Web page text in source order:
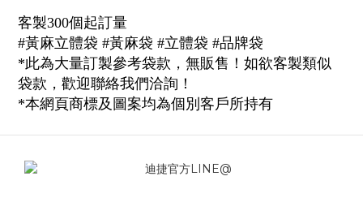
客製300個起訂量
#黃麻立體袋 #黃麻袋 #立體袋 #品牌袋
*此為大量訂製參考袋款，無販售！如欲客製類似
袋款，歡迎聯絡我們洽詢！
*本網頁商標及圖案均為個別客戶所持有